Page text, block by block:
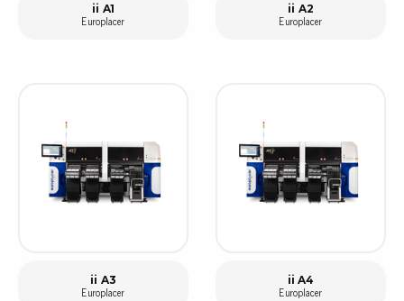
ii A1
Europlacer
ii A2
Europlacer
ii A3
Europlacer
ii A4
Europlacer